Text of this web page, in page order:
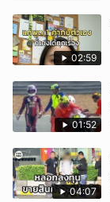
02:59
01:52
04:07